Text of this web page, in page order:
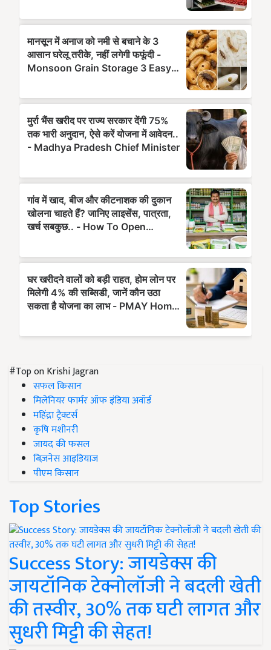
#Top on Krishi Jagran
सफल किसान
मिलेनियर फार्मर ऑफ इंडिया अवॉर्ड
महिंद्रा ट्रैक्टर्स
कृषि मशीनरी
जायद की फसल
बिज़नेस आइडियाज
पीएम किसान
Top Stories
Success Story: जायडेक्स की
जायटॉनिक टेक्नोलॉजी ने बदली खेती
की तस्वीर, 30% तक घटी लागत और
सुधरी मिट्टी की सेहत!